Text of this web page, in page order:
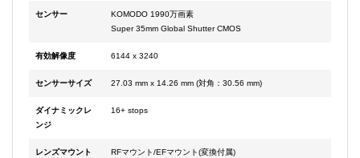
センサー
KOMODO 1990万画素
Super 35mm Global Shutter CMOS
有効解像度 6144 x 3240
センサーサイズ 27.03 mm x 14.26 mm (対角：30.56 mm)
ダイナミックレ
ンジ
16+ stops
レンズマウント
RFマウント/EFマウント(変換付属)